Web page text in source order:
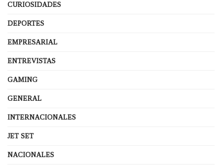
CURIOSIDADES
DEPORTES
EMPRESARIAL
ENTREVISTAS
GAMING
GENERAL
INTERNACIONALES
JET SET
NACIONALES